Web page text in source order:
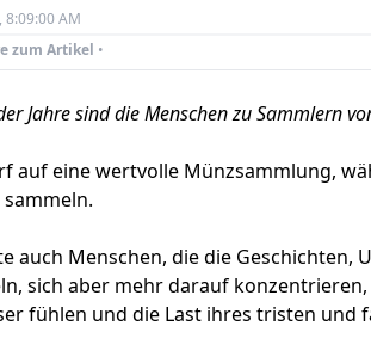
8:09:00 AM
zum Artikel •
Jahre sind die Menschen zu Sammlern
auf eine wertvolle Münzsammlung,
auch Menschen, die die
sich aber mehr darauf
fühlen und die Last ihres tristen und